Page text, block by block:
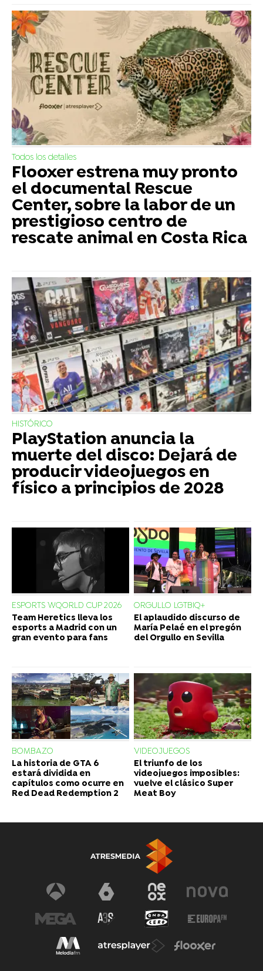
Todos los detalles
Flooxer estrena muy pronto
el documental Rescue
Center, sobre la labor de un
prestigioso centro de
rescate animal en Costa Rica
HISTÓRICO
PlayStation anuncia la
muerte del disco: Dejará de
producir videojuegos en
físico a principios de 2028
ESPORTS WQORLD CUP 2026
Team Heretics lleva los
esports a Madrid con un
gran evento para fans
ORGULLO LGTBIQ+
El aplaudido discurso de
María Pelaé en el pregón
del Orgullo en Sevilla
BOMBAZO
La historia de GTA 6
estará dividida en
capítulos como ocurre en
Red Dead Redemption 2
VIDEOJUEGOS
El triunfo de los
videojuegos imposibles:
vuelve el clásico Super
Meat Boy